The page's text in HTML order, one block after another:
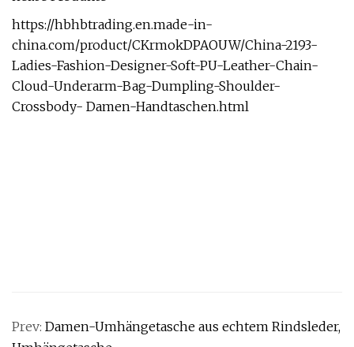
https://hbhbtrading.en.made-in-
china.com/product/CKrmokDPAOUW/China-2193-
Ladies-Fashion-Designer-Soft-PU-Leather-Chain-
Cloud-Underarm-Bag-Dumpling-Shoulder-
Crossbody- Damen-Handtaschen.html
Prev: Damen-Umhängetasche aus echtem Rindsleder,